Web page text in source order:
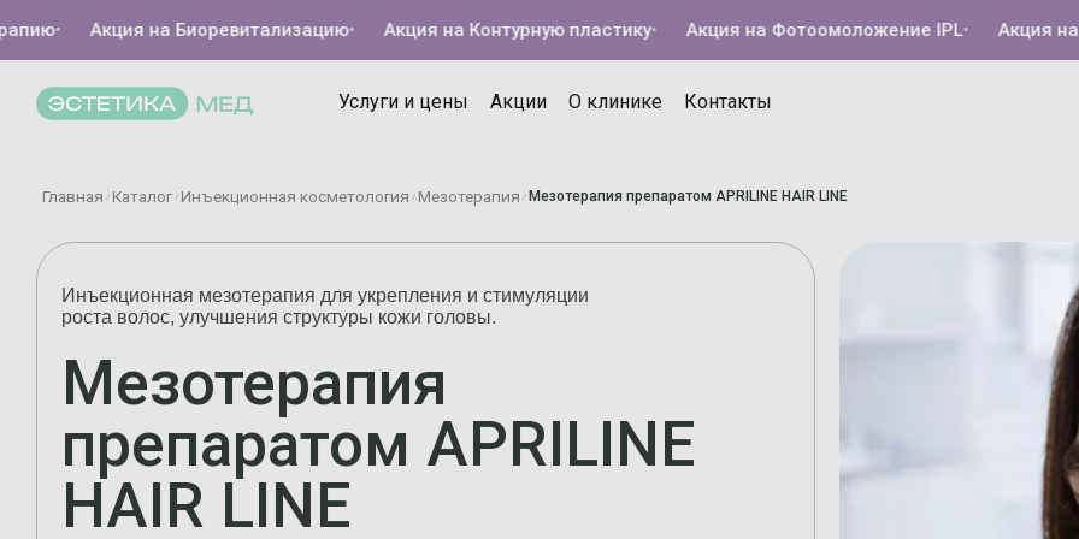
• Акция на Биоревитализацию• Акция на Контурную пластику• Акция на Фотоомоложение IPL• Акция на
Услуги и цены Акции О клинике Контакты
Главная / Каталог / Инъекционная косметология / Мезотерапия / Мезотерапия препаратом APRILINE HAIR LINE
Инъекционная мезотерапия для укрепления и стимуляции
роста волос, улучшения структуры кожи головы.
Мезотерапия
препаратом APRILINE
HAIR LINE